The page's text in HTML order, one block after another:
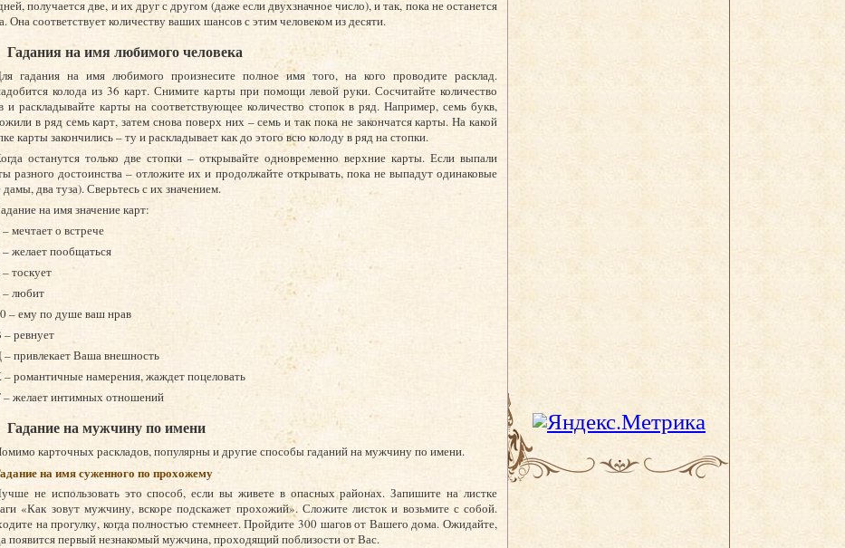
получается две, и их друг с другом (даже если двухзначное число), и так, пока не останется
Она соответствует количеству ваших шансов с этим человеком из десяти.
Гадания на имя любимого человека
гадания на имя любимого произнесите полное имя того, на кого проводите расклад.
колода из 36 карт. Снимите карты при помощи левой руки. Сосчитайте количество
и раскладывайте карты на соответствующее количество стопок в ряд. Например, семь букв,
в ряд семь карт, затем снова поверх них – семь и так пока не закончатся карты. На какой
карты закончились – ту и раскладывает как до этого всю колоду в ряд на стопки.
останутся только две стопки – открывайте одновременно верхние карты. Если выпали
разного достоинства – отложите их и продолжайте открывать, пока не выпадут одинаковые
дамы, два туза). Сверьтесь с их значением.
на имя значение карт:
мечтает о встрече
– желает пообщаться
тоскует
– любит
– ему по душе ваш нрав
– ревнует
– привлекает Ваша внешность
– романтичные намерения, жаждет поцеловать
– желает интимных отношений
Гадание на мужчину по имени
карточных раскладов, популярны и другие способы гаданий на мужчину по имени.
на имя суженного по прохожему
не использовать это способ, если вы живете в опасных районах. Запишите на листке
«Как зовут мужчину, вскоре подскажет прохожий». Сложите листок и возьмите с собой.
на прогулку, когда полностью стемнеет. Пройдите 300 шагов от Вашего дома. Ожидайте,
появится первый незнакомый мужчина, проходящий поблизости от Вас.